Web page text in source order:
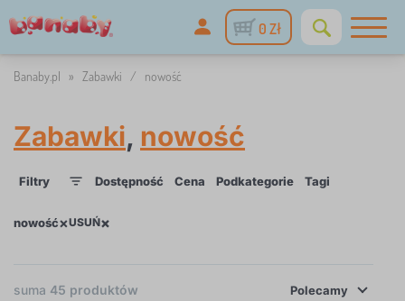
0 Zł
Banaby.pl » Zabawki / nowość
Zabawki, nowość
Filtry Dostępność Cena Podkategorie Tagi
nowość×USUŃ×
suma 45 produktów